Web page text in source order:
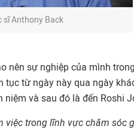
sĩ Anthony Back
nên sự nghiệp của mình
tục từ ngày này qua ngày
niệm và sau đó là đến Roshi
việc trong lĩnh vực chăm sóc